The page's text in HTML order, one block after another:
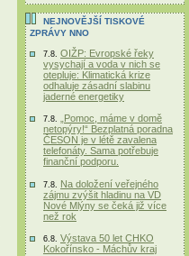
NEJNOVĚJŠÍ TISKOVÉ
ZPRÁVY NNO
7.8. OIŽP: Evropské řeky
vysychají a voda v nich se
otepluje: Klimatická krize
odhaluje zásadní slabinu
jaderné energetiky
7.8.
„Pomoc, máme v domě
netopýry!“ Bezplatná poradna
ČESON je v létě zavalena
telefonáty. Sama potřebuje
finanční podporu.
7.8. Na doložení veřejného
zájmu zvýšit hladinu na VD
Nové Mlýny se čeká již více
než rok
6.8. Výstava 50 let CHKO
Kokořínsko - Máchův kraj